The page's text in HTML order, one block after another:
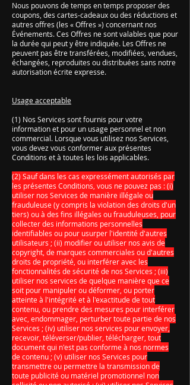
Nous pouvons de temps en temps proposer des
coupons, des cartes-cadeaux ou des réductions et
autres offres (les « Offres ») concernant nos
Événements. Ces Offres ne sont valables que pour
la durée qui peut y être indiquée. Les Offres ne
peuvent pas être transférées, modifiées, vendues,
échangées, reproduites ou distribuées sans notre
autorisation écrite expresse.
Usage acceptable
(1) Nos Services sont fournis pour votre
information et pour un usage personnel et non
commercial. Lorsque vous utilisez nos Services,
vous devez vous conformer aux présentes
Conditions et à toutes les lois applicables.
(2) Sauf dans les cas expressément autorisés par
les présentes Conditions, vous ne pouvez pas : (i)
utiliser nos Services de manière illégale ou
frauduleuse (y compris la violation des droits d'un
tiers) ou à des fins illégales ou frauduleuses, pour
collecter des informations personnelles
identifiables ou pour usurper l'identité d'autres
utilisateurs ; (ii) modifier ou utiliser nos avis de
copyright, de marques commerciales ou d'autres
droits de propriété, ou interférer avec les
fonctionnalités de sécurité de nos Services ; (iii)
utiliser nos services de quelque manière que ce
soit pour manipuler ou déformer, ou porter
atteinte à l'intégrité et à l'exactitude de tout
contenu, ou prendre des mesures pour interférer
avec, endommager, perturber toute partie de nos
Services ; (iv) utiliser nos services pour envoyer,
recevoir, téléverser/publier, télécharger, tout
document qui n'est pas conforme à nos normes
de contenu ; (v) utiliser nos Services pour
transmettre ou permettre la transmission de
toute publicité ou matériel promotionnel non